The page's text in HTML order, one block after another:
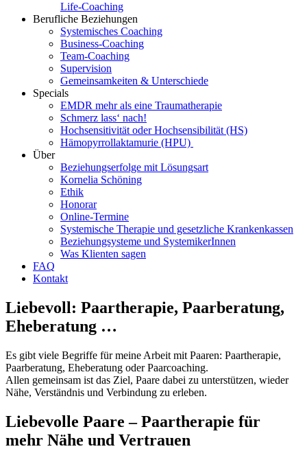
Life-Coaching
Berufliche Beziehungen
Systemisches Coaching
Business-Coaching
Team-Coaching
Supervision
Gemeinsamkeiten & Unterschiede
Specials
EMDR mehr als eine Traumatherapie
Schmerz lass‘ nach!
Hochsensitivität oder Hochsensibilität (HS)
Hämopyrrollaktamurie (HPU)
Über
Beziehungserfolge mit Lösungsart
Kornelia Schöning
Ethik
Honorar
Online-Termine
Systemische Therapie und gesetzliche Krankenkassen
Beziehungsysteme und SystemikerInnen
Was Klienten sagen
FAQ
Kontakt
Liebevoll: Paartherapie, Paarberatung,
Eheberatung …
Es gibt viele Begriffe für meine Arbeit mit Paaren: Paartherapie,
Paarberatung, Eheberatung oder Paarcoaching.
Allen gemeinsam ist das Ziel, Paare dabei zu unterstützen, wieder
Nähe, Verständnis und Verbindung zu erleben.
Liebevolle Paare – Paartherapie für
mehr Nähe und Vertrauen